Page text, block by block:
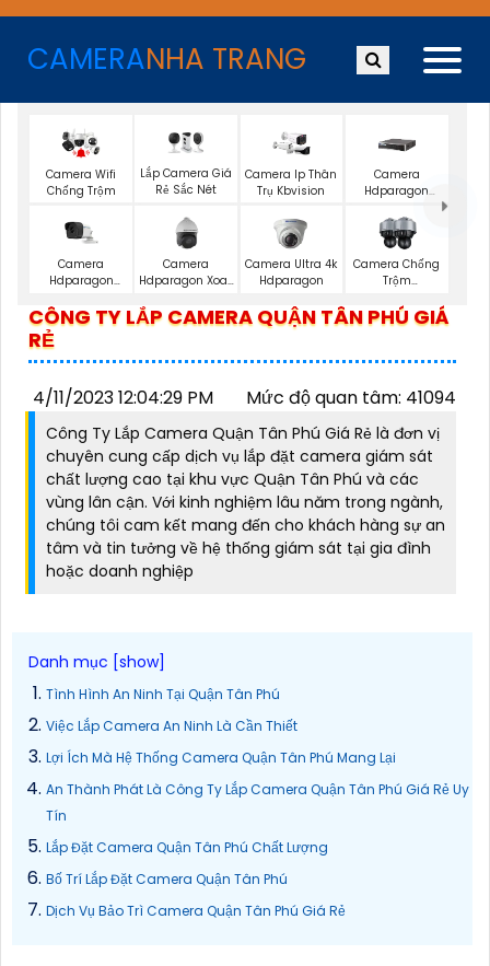
CAMERANHA TRANG
Camera Wifi
Chống Trộm
Lắp Camera Giá
Rẻ Sắc Nét
Camera Ip Thân
Trụ Kbvision
Camera
Hdparagon
Camera
Hdparagon
Camera
Hdparagon Xoay
Camera Ultra 4k
Hdparagon
Camera Chống
Trộm
CÔNG TY LẮP CAMERA QUẬN TÂN PHÚ GIÁ
RẺ
4/11/2023 12:04:29 PM Mức độ quan tâm: 41094
Công Ty Lắp Camera Quận Tân Phú Giá Rẻ là đơn vị
chuyên cung cấp dịch vụ lắp đặt camera giám sát
chất lượng cao tại khu vực Quận Tân Phú và các
vùng lân cận. Với kinh nghiệm lâu năm trong ngành,
chúng tôi cam kết mang đến cho khách hàng sự an
tâm và tin tưởng về hệ thống giám sát tại gia đình
hoặc doanh nghiệp
Tình Hình An Ninh Tại Quận Tân Phú
Việc Lắp Camera An Ninh Là Cần Thiết
Lợi Ích Mà Hệ Thống Camera Quận Tân Phú Mang Lại
An Thành Phát Là Công Ty Lắp Camera Quận Tân Phú Giá Rẻ Uy
Tín
Lắp Đặt Camera Quận Tân Phú Chất Lượng
Bố Trí Lắp Đặt Camera Quận Tân Phú
Dịch Vụ Bảo Trì Camera Quận Tân Phú Giá Rẻ